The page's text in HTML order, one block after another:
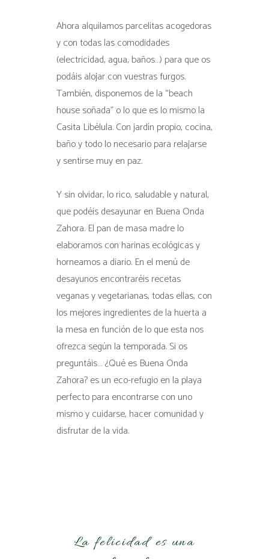
Ahora alquilamos parcelitas acogedoras
y con todas las comodidades
(electricidad, agua, baños…) para que os
podáis alojar con vuestras furgos.
También, disponemos de la “beach
house soñada” o lo que es lo mismo la
Casita Libélula. Con jardín propio, cocina,
baño y todo lo necesario para relajarse
y sentirse muy en paz.
Y sin olvidar, lo rico, saludable y natural,
que podéis desayunar en Buena Onda
Zahora. El pan de masa madre lo
elaboramos con harinas ecológicas y
horneamos a diario. En el menú de
desayunos encontraréis recetas
veganas y vegetarianas, todas ellas, con
los mejores ingredientes de la huerta a
la mesa en función de lo que esta nos
ofrezca según la temporada. Si os
preguntáis… ¿Qué es Buena Onda
Zahora? es un eco-refugio en la playa
perfecto para encontrarse con uno
mismo y cuidarse, hacer comunidad y
disfrutar de la vida.
La felicidad es una